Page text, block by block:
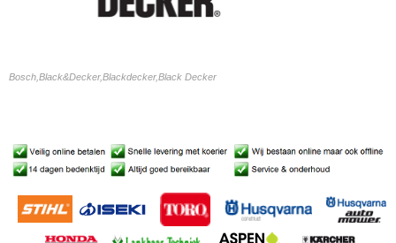
Bosch,Black&Decker,Blackdecker,Black Decker